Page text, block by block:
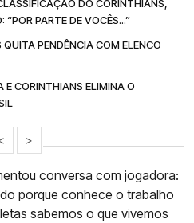
DO CORINTHIANS,
PARTE DE VOCÊS...”
PENDÊNCIA COM ELENCO
CORINTHIANS ELIMINA O
>
conversa com jogadora:
porque conhece o trabalho
sabemos o que vivemos